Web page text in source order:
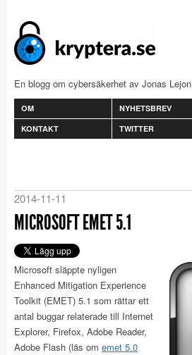
En blogg om cybersäkerhet av Jonas Lejon
OM
NYHETSBREV
KONTAKT
TWITTER
2014-11-11
MICROSOFT EMET 5.1
Microsoft släppte nyligen
Enhanced Mitigation Experience
Toolkit (EMET) 5.1 som rättar ett
antal buggar relaterade till Internet
Explorer, Firefox, Adobe Reader,
Adobe Flash (läs om emet 5.0